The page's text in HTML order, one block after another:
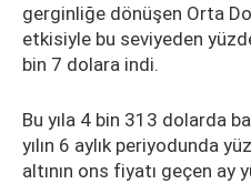
gerginliğe dönüşen Orta
etkisiyle bu seviyeden
bin 7 dolara indi.
Bu yıla 4 bin 313 dolarda
yılın 6 aylık periyodunda
altının ons fiyatı geçen ay